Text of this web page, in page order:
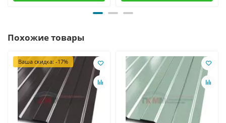
Похожие товары
Ваша скидка: -17%